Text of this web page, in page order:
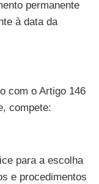
permanente
à data da
com o Artigo 146
compete:
para a escolha
e procedimentos